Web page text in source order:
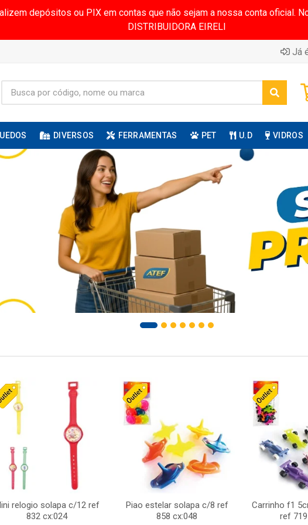
depósitos ou PIX em contas que não sejam a nossa conta oficial.
DISTRIBUIDORA EIRELI
Já
DIVERSOS FERRAMENTAS PET U.D VIDROS
relogio solapa c/12 ref
832 cx:024
Piao estelar solapa c/8 ref
858 cx:048
Carrinho f1
ref